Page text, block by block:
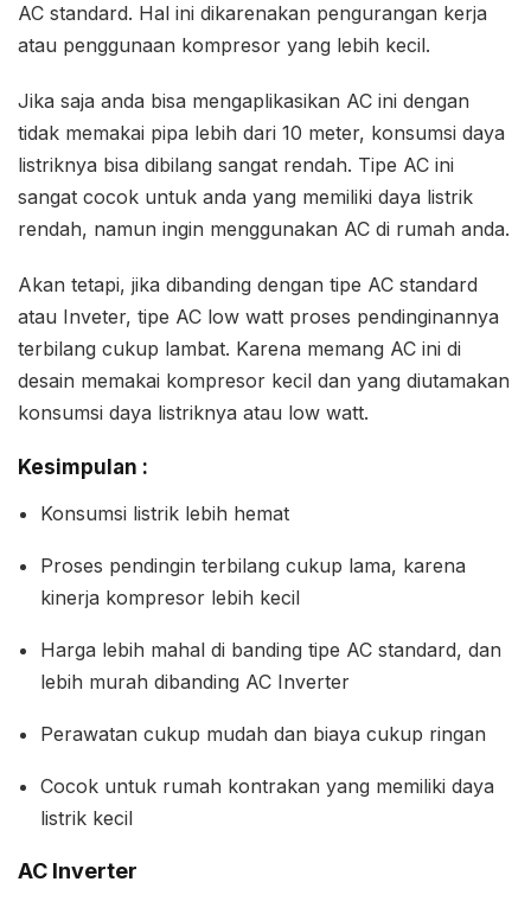
AC standard. Hal ini dikarenakan pengurangan kerja
atau penggunaan kompresor yang lebih kecil.
Jika saja anda bisa mengaplikasikan AC ini dengan
tidak memakai pipa lebih dari 10 meter, konsumsi daya
listriknya bisa dibilang sangat rendah. Tipe AC ini
sangat cocok untuk anda yang memiliki daya listrik
rendah, namun ingin menggunakan AC di rumah anda.
Akan tetapi, jika dibanding dengan tipe AC standard
atau Inveter, tipe AC low watt proses pendinginannya
terbilang cukup lambat. Karena memang AC ini di
desain memakai kompresor kecil dan yang diutamakan
konsumsi daya listriknya atau low watt.
Kesimpulan :
Konsumsi listrik lebih hemat
Proses pendingin terbilang cukup lama, karena
kinerja kompresor lebih kecil
Harga lebih mahal di banding tipe AC standard, dan
lebih murah dibanding AC Inverter
Perawatan cukup mudah dan biaya cukup ringan
Cocok untuk rumah kontrakan yang memiliki daya
listrik kecil
AC Inverter